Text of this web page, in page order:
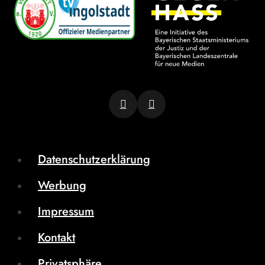
Datenschutzerklärung
Werbung
Impressum
Kontakt